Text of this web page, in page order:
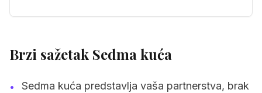
Brzi sažetak Sedma kuća
•
Sedma kuća predstavlja vaša partnerstva, brak